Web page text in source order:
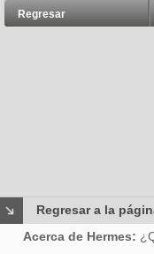
Regresar
Regresar a la
Acerca de Hermes: